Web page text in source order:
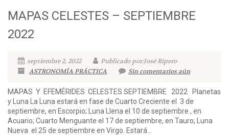
MAPAS CELESTES – SEPTIEMBRE
2022
septiembre 2, 2022
Publicado por:José Ripero
ASTRONOMÍA PRÁCTICA
Sin comentarios aún
MAPAS Y EFEMÉRIDES CELESTES SEPTIEMBRE 2022 Planetas
y Luna La Luna estará en fase de Cuarto Creciente el 3 de
septiembre, en Escorpio; Luna Llena el 10 de septiembre , en
Acuario; Cuarto Menguante el 17 de septiembre, en Tauro; Luna
Nueva el 25 de septiembre en Virgo. Estará...